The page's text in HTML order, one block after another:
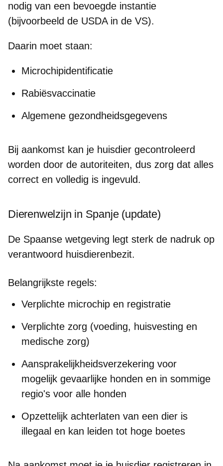
nodig van een bevoegde instantie
(bijvoorbeeld de USDA in de VS).
Daarin moet staan:
Microchipidentificatie
Rabiësvaccinatie
Algemene gezondheidsgegevens
Bij aankomst kan je huisdier gecontroleerd
worden door de autoriteiten, dus zorg dat alles
correct en volledig is ingevuld.
Dierenwelzijn in Spanje (update)
De Spaanse wetgeving legt sterk de nadruk op
verantwoord huisdierenbezit.
Belangrijkste regels:
Verplichte microchip en registratie
Verplichte zorg (voeding, huisvesting en
medische zorg)
Aansprakelijkheidsverzekering voor
mogelijk gevaarlijke honden en in sommige
regio's voor alle honden
Opzettelijk achterlaten van een dier is
illegaal en kan leiden tot hoge boetes